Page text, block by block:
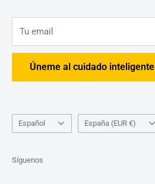
Tu email
Úneme al cuidado inteligente
Idioma
Español País/región
España (EUR €)
Síguenos